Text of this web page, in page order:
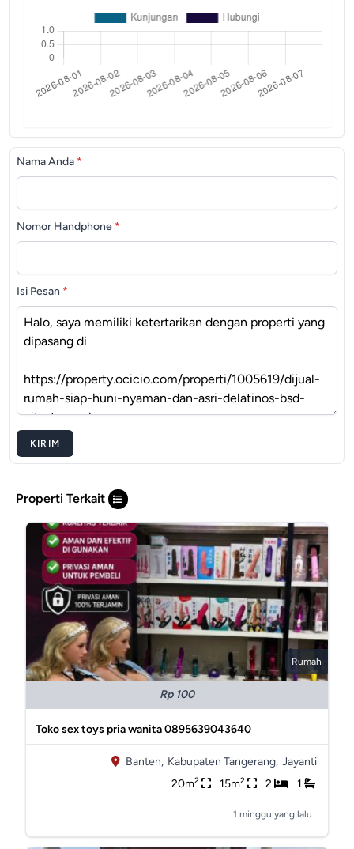
Nama Anda *
Nomor Handphone *
Isi Pesan *
KIRIM
Properti Terkait
Rumah
Rp 100
Toko sex toys pria wanita 0895639043640
Banten, Kabupaten Tangerang, Jayanti
20m2 15m2 2 1
1 minggu yang lalu